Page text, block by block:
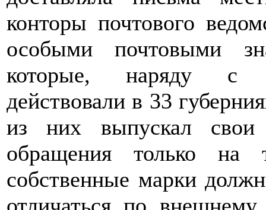
конторы почтового
особыми почтовыми
которые, наряду с
действовали в 33
из них выпускал свои
обращения только на
собственные марки